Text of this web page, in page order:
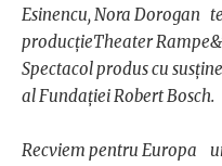
Esinencu, Nora Dorogan
producțieTheater
Spectacol produs cu
al Fundației Robert Bosch.
Recviem pentru Europa